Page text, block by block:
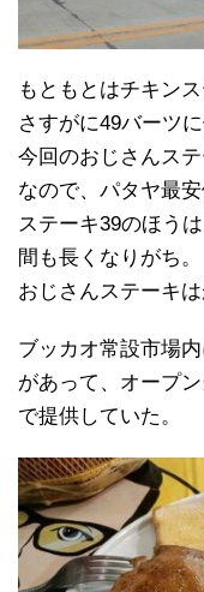
もともとはチキン
さすがに49バーツ
今回のおじさんス
なので、パタヤ最
ステーキ39のほう
間も長くなりがち。
おじさんステーキ
ブッカオ常設市場
があって、オープ
で提供していた。